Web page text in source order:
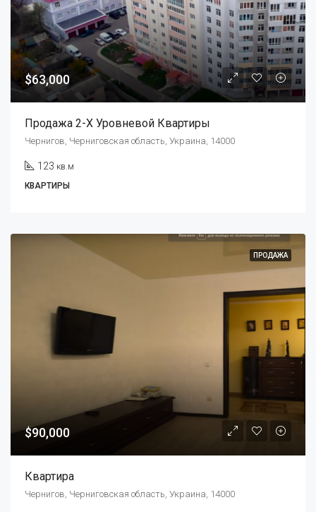
$63,000
Продажа 2-Х Уровневой Квартиры
Чернигов, Черниговская область, Украина, 14000
123 кв.м
КВАРТИРЫ
ПРОДАЖА
$90,000
Квартира
Чернигов, Черниговская область, Украина, 14000